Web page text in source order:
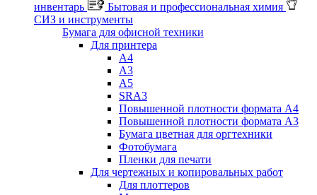
инвентарь
Бытовая и профессиональная химия
СИЗ и инструменты
Бумага для офисной техники
Для принтера
А4
А3
А5
SRA3
Повышенной плотности формата А4
Повышенной плотности формата А3
Бумага цветная для оргтехники
Фотобумага
Пленки для печати
Для чертежных и копировальных работ
Для плоттеров